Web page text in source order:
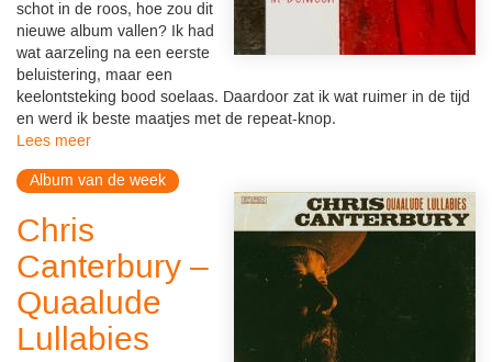
schot in de roos, hoe zou dit
nieuwe album vallen? Ik had
wat aarzeling na een eerste
beluistering, maar een
keelontsteking bood soelaas. Daardoor zat ik wat ruimer in de tijd
en werd ik beste maatjes met de repeat-knop.
Lees meer
Album van de week
Chris
Canterbury –
Quaalude
Lullabies